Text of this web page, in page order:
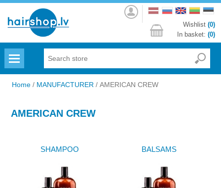
Log
in
Wishlist (0)
In basket: (0)
Home / MANUFACTURER / AMERICAN CREW
AMERICAN CREW
SHAMPOO BALSAMS